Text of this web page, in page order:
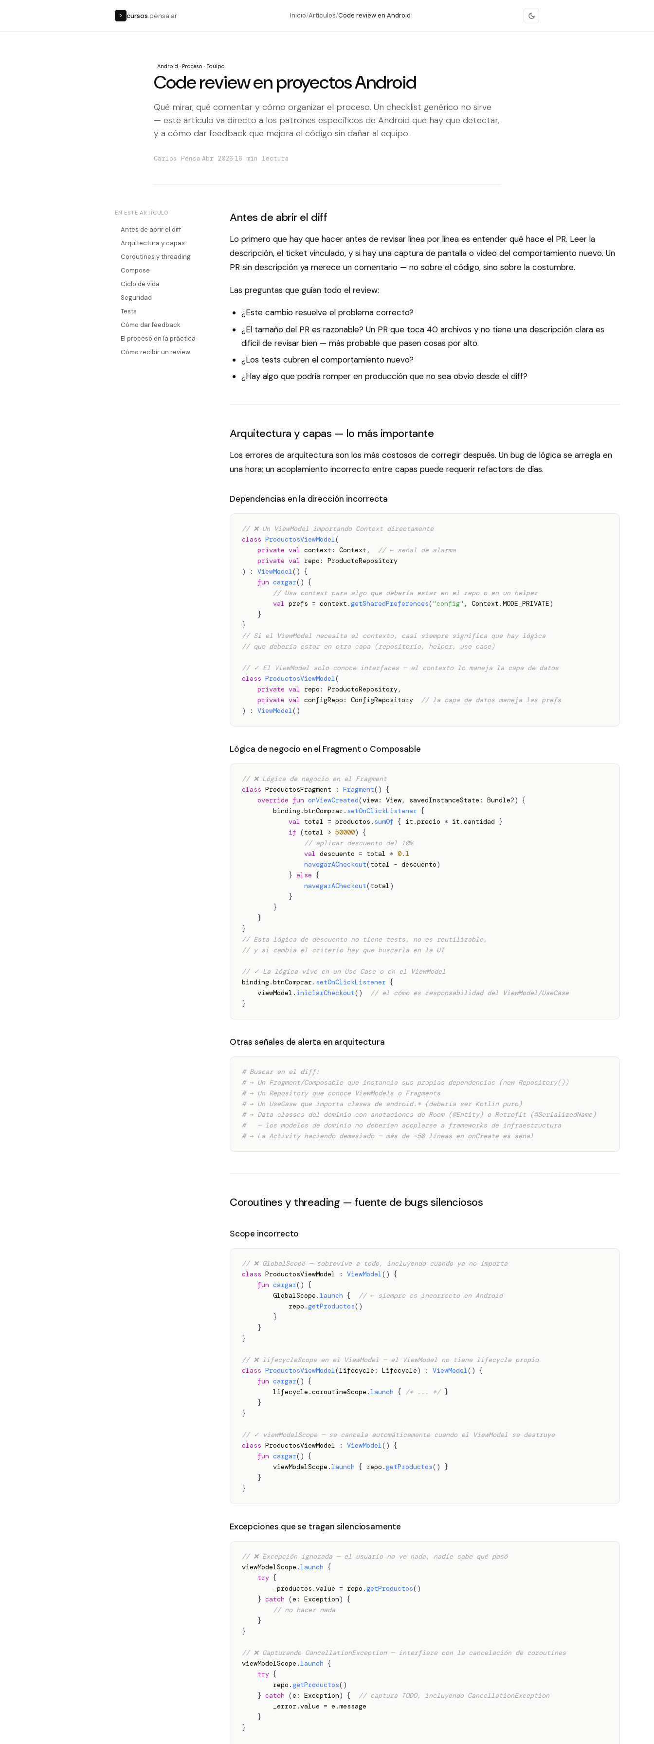
> cursos .pensa.ar Inicio/Artículos/Code review en Android
Android · Proceso · Equipo
Code review en proyectos Android
Qué mirar, qué comentar y cómo organizar el proceso. Un checklist genérico no sirve
— este artículo va directo a los patrones específicos de Android que hay que detectar,
y a cómo dar feedback que mejora el código sin dañar al equipo.
Carlos Pensa·Abr 2026·16 min lectura
EN ESTE ARTÍCULO
Antes de abrir el diff
Arquitectura y capas
Coroutines y threading
Compose
Ciclo de vida
Seguridad
Tests
Cómo dar feedback
El proceso en la práctica
Cómo recibir un review
Antes de abrir el diff
Lo primero que hay que hacer antes de revisar línea por línea es entender qué hace el PR. Leer la
descripción, el ticket vinculado, y si hay una captura de pantalla o video del comportamiento nuevo. Un
PR sin descripción ya merece un comentario — no sobre el código, sino sobre la costumbre.
Las preguntas que guían todo el review:
¿Este cambio resuelve el problema correcto?
¿El tamaño del PR es razonable? Un PR que toca 40 archivos y no tiene una descripción clara es
difícil de revisar bien — más probable que pasen cosas por alto.
¿Los tests cubren el comportamiento nuevo?
¿Hay algo que podría romper en producción que no sea obvio desde el diff?
Arquitectura y capas — lo más importante
Los errores de arquitectura son los más costosos de corregir después. Un bug de lógica se arregla en
una hora; un acoplamiento incorrecto entre capas puede requerir refactors de días.
Dependencias en la dirección incorrecta
// ❌ Un ViewModel importando Context directamente
class ProductosViewModel(
private val context : Context ,
// ← señal de alarma
private val repo :
)
: ViewModel( )
{
fun cargar( )
{
// Usa context para algo que debería estar en el repo o en un helper
val prefs = context .getSharedPreferences("config" , Context .MODE_PRIVATE)
}
}
// Si el ViewModel necesita el contexto, casi siempre significa que hay lógica
// que debería estar en otra capa (repositorio, helper, use case)
// ✓ El ViewModel solo conoce interfaces — el contexto lo maneja la capa de datos
class ProductosViewModel(
private val repo : ProductoRepository,
private val configRepo : ConfigRepository
// la capa de datos maneja las prefs
)
: ViewModel( )
Lógica de negocio en el Fragment o Composable
// ❌ Lógica de negocio en el Fragment
class ProductosFragment : Fragment( )
{
override fun onViewCreated(view: View, savedInstanceState : Bundle?)
{
        binding
.btnComprar . setOnClickListener {
val total = productos . sumOf { it .precio * it .cantidad
}
if (total > 50000)
{
// aplicar descuento del 10%
val descuento = total * 0.1
navegarACheckout(total - descuento)
} else {
navegarACheckout(total)
}
}
}
}
// Esta lógica de descuento no tiene tests, no es reutilizable,
// y si cambia el criterio hay que buscarla en la UI
// ✓ La lógica vive en un Use Case o en el ViewModel
binding.btnComprar . setOnClickListener {
    viewModel
. iniciarCheckout( )
// el cómo es responsabilidad del ViewModel/UseCase
}
Otras señales de alerta en arquitectura
# Buscar en el diff:
# → Un Fragment/Composable que instancia sus propias dependencias (new Repository())
# → Un Repository que conoce ViewModels o Fragments
# → Un UseCase que importa clases de android.* (debería ser Kotlin puro)
# → Data classes del dominio con anotaciones de Room (@Entity) o Retrofit (@SerializedName)
#   — los modelos de dominio no deberían acoplarse a frameworks de infraestructura
# → La Activity haciendo demasiado — más de ~50 líneas en onCreate es señal
Coroutines y threading — fuente de bugs silenciosos
Scope incorrecto
// ❌ GlobalScope — sobrevive a todo, incluyendo cuando ya no importa
class ProductosViewModel : ViewModel( )
{
fun cargar( )
{
        GlobalScope
.launch {
// ← siempre es incorrecto en Android
            repo
.getProductos( )
}
}
}
// ❌ lifecycleScope en el ViewModel — el ViewModel no tiene lifecycle propio
class ProductosViewModel(lifecycle : Lifecycle) : ViewModel( )
{
fun cargar( )
{
        lifecycle
.coroutineScope .launch { /* ... */ }
}
}
// ✓ viewModelScope — se cancela automáticamente cuando el ViewModel se destruye
class ProductosViewModel : ViewModel( )
{
fun cargar( )
{
        viewModelScope
.launch { repo .getProductos( )
}
}
}
Excepciones que se tragan silenciosamente
// ❌ Excepción ignorada — el usuario no ve nada, nadie sabe qué pasó
viewModelScope .launch {
try {
        _productos
.value = repo .getProductos( )
} catch (e : Exception)
{
// no hacer nada
}
}
// ❌ Capturando CancellationException — interfiere con la cancelación de coroutines
viewModelScope .launch {
try {
        repo
.getProductos( )
} catch (e : Exception) {
// captura TODO, incluyendo CancellationException
        _error
.value = e .message
}
}